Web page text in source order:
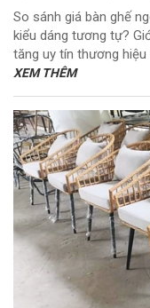
So sánh giá bàn ghế
kiểu dáng tương tự?
tăng uy tín thương hiệu
XEM THÊM